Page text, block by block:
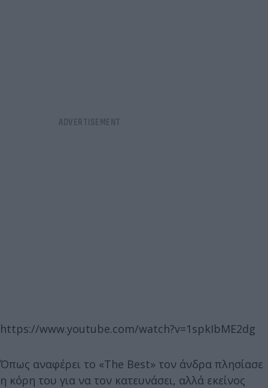
https://www.youtube.com/watch?v=1spkIbME2dg
Όπως αναφέρει το «The Best» τον άνδρα πλησίασε
η κόρη του για να τον κατευνάσει, αλλά εκείνος